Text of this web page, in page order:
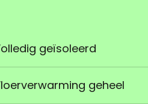
geïsoleerd
geheel